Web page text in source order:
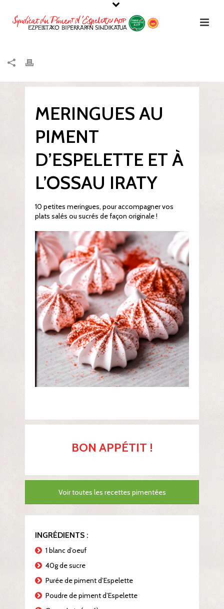
MERINGUES AU
PIMENT
D’ESPELETTE ET À
L’OSSAU IRATY
10 petites meringues, pour accompagner vos
plats salés ou sucrés de façon originale !
BON APPÉTIT !
Voir toutes les recettes pimentées
INGRÉDIENTS :
1 blanc d’oeuf
40g de sucre
Purée de piment d’Espelette
Poudre de piment d’Espelette